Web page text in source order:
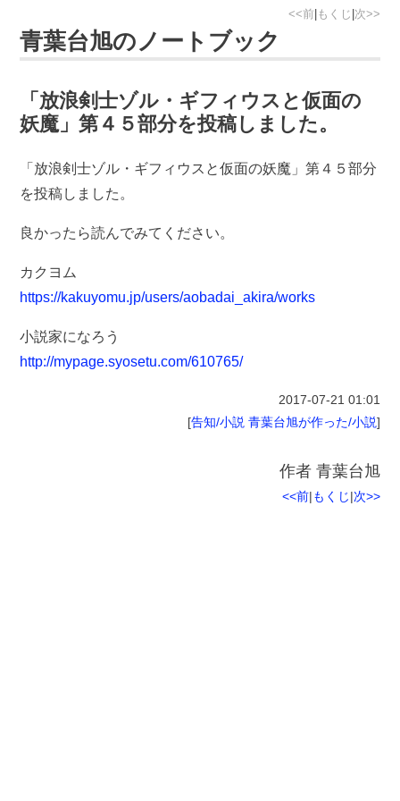
<<前 もくじ 次>>
青葉台旭のノートブック
「放浪剣士ゾル・ギフィウスと仮面の
妖魔」第４５部分を投稿しました。
「放浪剣士ゾル・ギフィウスと仮面の妖魔」第４５部分
を投稿しました。
良かったら読んでみてください。
カクヨム
https://kakuyomu.jp/users/aobadai_akira/works
小説家になろう
http://mypage.syosetu.com/610765/
2017-07-21 01:01
[告知/小説 青葉台旭が作った/小説]
作者 青葉台旭
<<前|もくじ|次>>